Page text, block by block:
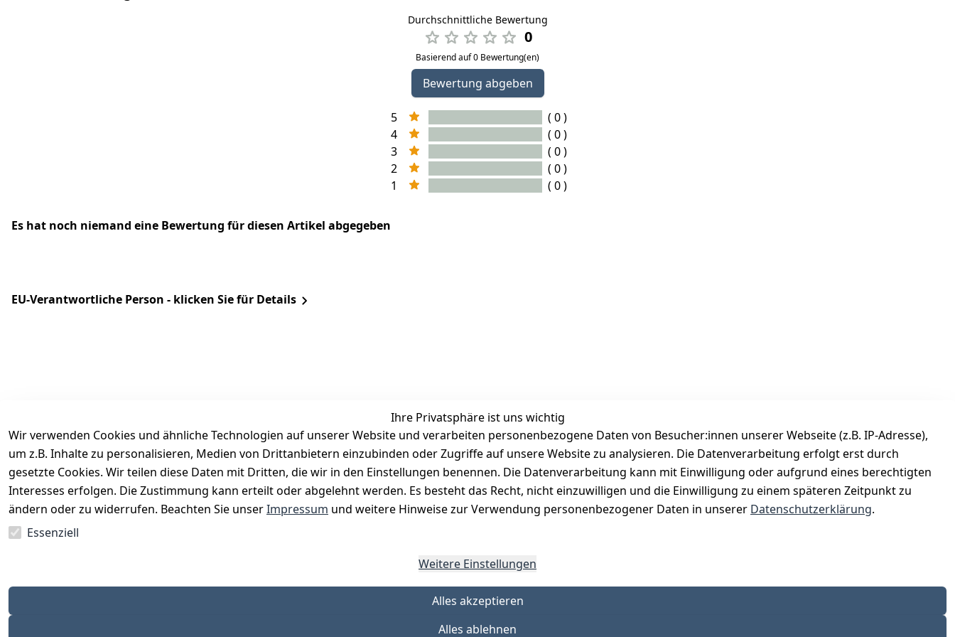
Durchschnittliche Bewertung
0
Basierend auf 0 Bewertung(en)
Bewertung abgeben
5
( 0 )
4
( 0 )
3
( 0 )
2
( 0 )
1
( 0 )
Es hat noch niemand eine Bewertung für diesen Artikel abgegeben
EU-Verantwortliche Person - klicken Sie für Details
Ihre Privatsphäre ist uns wichtig
Wir verwenden Cookies und ähnliche Technologien auf unserer Website und verarbeiten personenbezogene Daten von Besucher:innen unserer Webseite (z.B. IP-Adresse),
um z.B. Inhalte zu personalisieren, Medien von Drittanbietern einzubinden oder Zugriffe auf unsere Website zu analysieren. Die Datenverarbeitung erfolgt erst durch
gesetzte Cookies. Wir teilen diese Daten mit Dritten, die wir in den Einstellungen benennen. Die Datenverarbeitung kann mit Einwilligung oder aufgrund eines berechtigten
Interesses erfolgen. Die Zustimmung kann erteilt oder abgelehnt werden. Es besteht das Recht, nicht einzuwilligen und die Einwilligung zu einem späteren Zeitpunkt zu
ändern oder zu widerrufen. Beachten Sie unserImpressum und weitere Hinweise zur Verwendung personenbezogener Daten in unserer Datenschutzerklärung.
Essenziell
Weitere Einstellungen
Alles akzeptieren
Alles ablehnen
Rechtliches
AGB
Impressum
Barrierefreiheitserklärung
Services
Kontakt
Registrieren
Katalog
Zahlungsmöglichkeiten
Vorkasse
PayPal
Versanddienstleister
Österreichische Post